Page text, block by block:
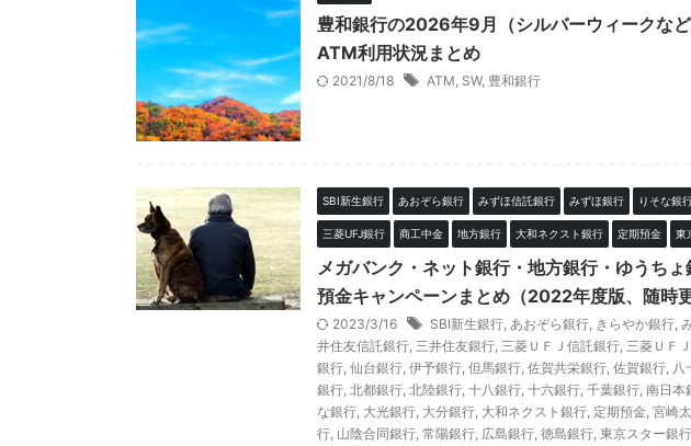
豊和銀行の2026年9月（シルバーウィークな
ATM利用状況まとめ
2021/8/18 ATM, SW, 豊和銀行
SBI新生銀行 あおぞら銀行 みずほ信託銀行 みずほ銀行 りそな銀
三菱UFJ銀行 商工中金 地方銀行 大和ネクスト銀行 定期預金 東
メガバンク・ネット銀行・地方銀行・ゆうち
預金キャンペーンまとめ（2022年度版、随時更
2023/3/16 SBI新生銀行, あおぞら銀行, きらやか銀行,
井住友信託銀行, 三井住友銀行, 三菱ＵＦＪ信託銀行, 三菱ＵＦ
銀行, 仙台銀行, 伊予銀行, 但馬銀行, 佐賀共栄銀行, 佐賀銀行, 八
銀行, 北都銀行, 北陸銀行, 十八銀行, 十六銀行, 千葉銀行, 南日本
な銀行, 大光銀行, 大分銀行, 大和ネクスト銀行, 定期預金, 宮崎
行, 山陰合同銀行, 常陽銀行, 広島銀行, 徳島銀行, 東京スター銀行